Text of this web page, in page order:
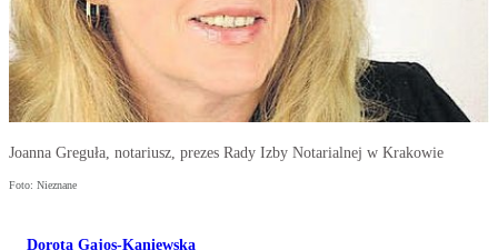
Joanna Greguła, notariusz, prezes Rady Izby Notarialnej w Krakowie
Foto: Nieznane
Dorota Gajos-Kaniewska